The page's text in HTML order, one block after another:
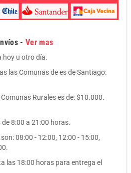
-Ver mas
hoy u otro día.
las Comunas de es de Santiago:
Rurales es de: $10.000.
8:00 a 21:00 horas.
08:00 - 12:00, 12:00 - 15:00,
las 18:00 horas para entrega el